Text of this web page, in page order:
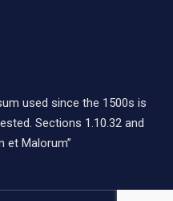
used since the 1500s is
Sections 1.10.32 and
et Malorum”